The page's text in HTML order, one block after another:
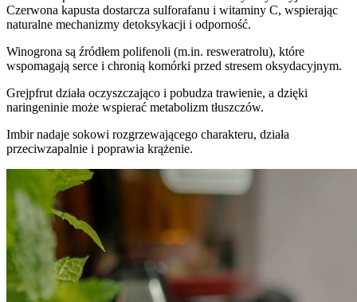
Czerwona kapusta dostarcza sulforafanu i witaminy C, wspierając
naturalne mechanizmy detoksykacji i odporność.
Winogrona są źródłem polifenoli (m.in. resweratrolu), które
wspomagają serce i chronią komórki przed stresem oksydacyjnym.
Grejpfrut działa oczyszczająco i pobudza trawienie, a dzięki
naringeninie może wspierać metabolizm tłuszczów.
Imbir nadaje sokowi rozgrzewającego charakteru, działa
przeciwzapalnie i poprawia krążenie.